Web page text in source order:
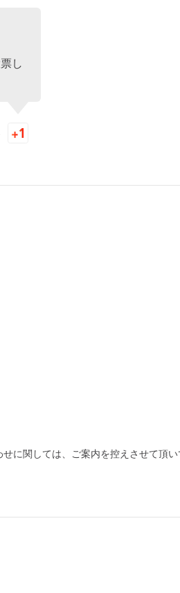
し
に関しては、ご案内を控えさせて頂
を